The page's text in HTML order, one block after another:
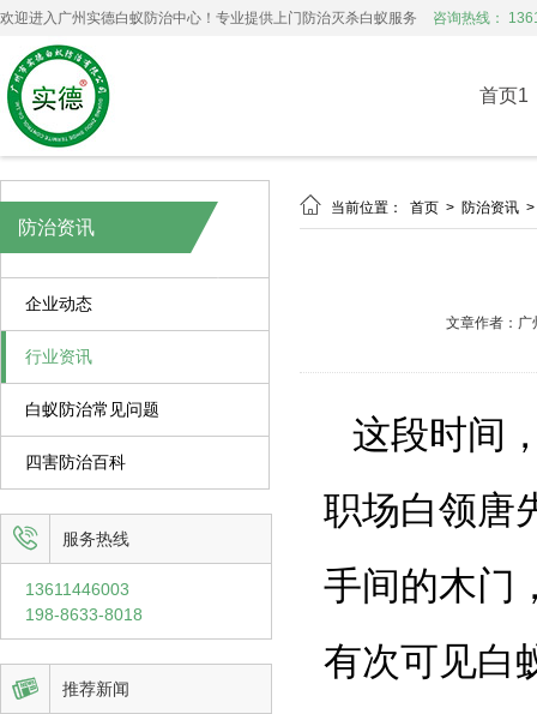
欢迎进入广州实德白蚁防治中心！专业提供上门防治灭杀白蚁服务 咨询热线：
首页1
防治资讯
企业动态
行业资讯
白蚁防治常见问题
四害防治百科
 服务热线
13611446003
198-8633-8018
 推荐新闻
 当前位置： 首页 > 防治资讯
文章作者：广
这段时间
职场白领唐
手间的木门
有次可见白